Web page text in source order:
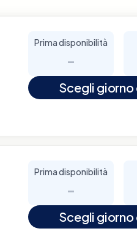
Prima disponibilità
-
Scegli giorno
Prima disponibilità
-
Scegli giorno